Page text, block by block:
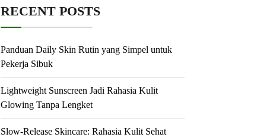
RECENT POSTS
Panduan Daily Skin Rutin yang Simpel untuk
Pekerja Sibuk
Lightweight Sunscreen Jadi Rahasia Kulit
Glowing Tanpa Lengket
Slow-Release Skincare: Rahasia Kulit Sehat